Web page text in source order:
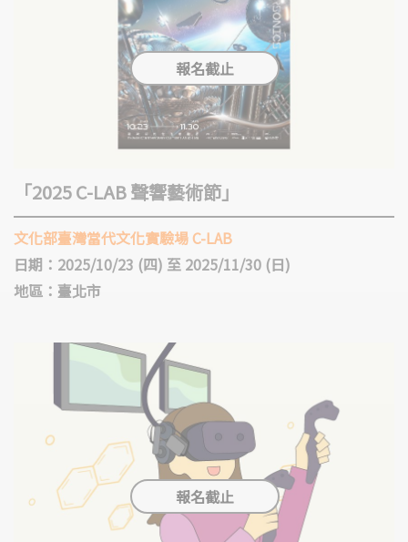
「2025 C-LAB 聲響藝術節」
文化部臺灣當代文化實驗場 C-LAB
日期：2025/10/23 (四) 至 2025/11/30 (日)
地區：臺北市